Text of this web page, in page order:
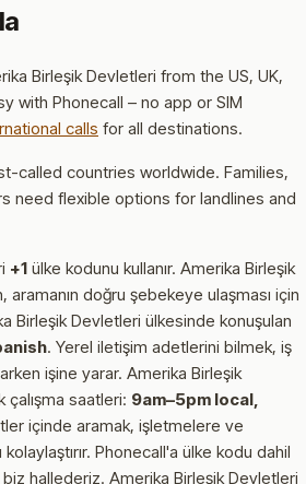
Birleşik Devletleri from the US, UK,
with Phonecall – no app or SIM
calls for all destinations.
called countries worldwide. Families,
need flexible options for landlines and
+1 ülke kodunu kullanır. Amerika Birleşik
doğru şebekeye ulaşması için
Birleşik Devletleri ülkesinde konuşulan
. Yerel iletişim adetlerini bilmek, iş
işine yarar. Amerika Birleşik
saatleri: 9am–5pm local,
içinde aramak, işletmelere ve
Phonecall'a ülke kodu dahil
hallederiz. Amerika Birleşik Devletleri